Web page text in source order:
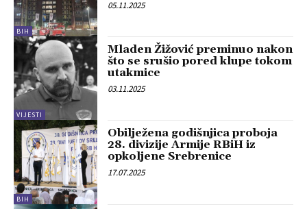
BIH
05.11.2025
VIJESTI
Mladen Žižović preminuo nakon
što se srušio pored klupe tokom
utakmice
03.11.2025
BIH
Obilježena godišnjica proboja
28. divizije Armije RBiH iz
opkoljene Srebrenice
17.07.2025